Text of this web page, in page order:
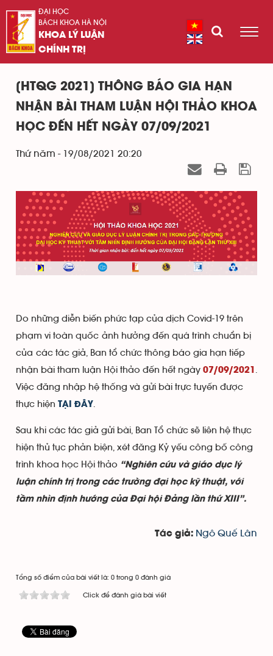
ĐẠI HỌC
BÁCH KHOA HÀ NỘI
KHOA LÝ LUẬN
CHÍNH TRỊ
[HTQG 2021] THÔNG BÁO GIA HẠN
NHẬN BÀI THAM LUẬN HỘI THẢO KHOA
HỌC ĐẾN HẾT NGÀY 07/09/2021
Thứ năm - 19/08/2021 20:20
Do những diễn biến phức tạp của dịch Covid-19 trên
phạm vi toàn quốc ảnh hưởng đến quá trình chuẩn bị
của các tác giả, Ban tổ chức thông báo gia hạn tiếp
nhận bài tham luận Hội thảo đến hết ngày 07/09/2021 .
Việc đăng nhập hệ thống và gửi bài trực tuyến được
thực hiện
TẠI ĐÂY.
Sau khi các tác giả gửi bài, Ban Tổ chức sẽ liên hệ thực
hiện thủ tục phản biện, xét đăng Kỷ yếu công bố công
trình khoa học Hội thảo “Nghiên cứu và giáo dục lý
luận chính trị trong các trường đại học kỹ thuật, với
tầm nhìn định hướng của Đại hội Đảng lần thứ XIII”.
Tác giả: Ngô Quế Lân
Tổng số điểm của bài viết là: 0 trong 0 đánh giá
Click để đánh giá bài viết